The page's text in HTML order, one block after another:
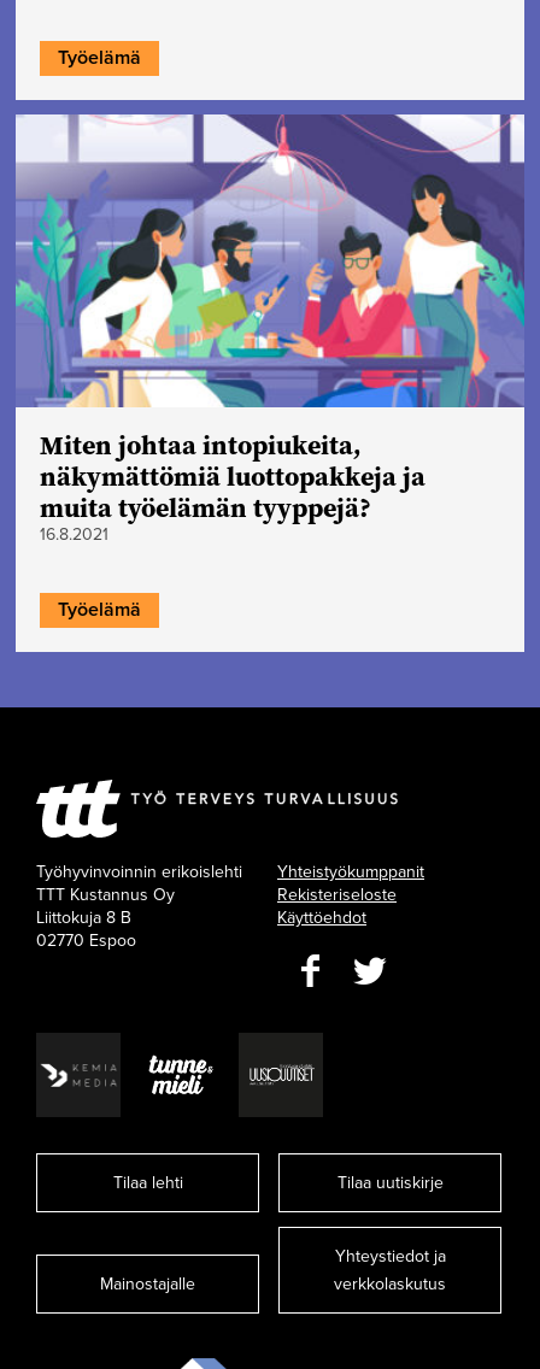
Työelämä
Miten johtaa intopiukeita,
näkymättömiä luottopakkeja ja
muita työelämän tyyppejä?
16.8.2021
Työelämä
Työhyvinvoinnin erikoislehti
TTT Kustannus Oy
Liittokuja 8 B
02770 Espoo
Yhteistyökumppanit
Rekisteriseloste
Käyttöehdot
Tilaa lehti Tilaa uutiskirje
Mainostajalle
Yhteystiedot ja
verkkolaskutus